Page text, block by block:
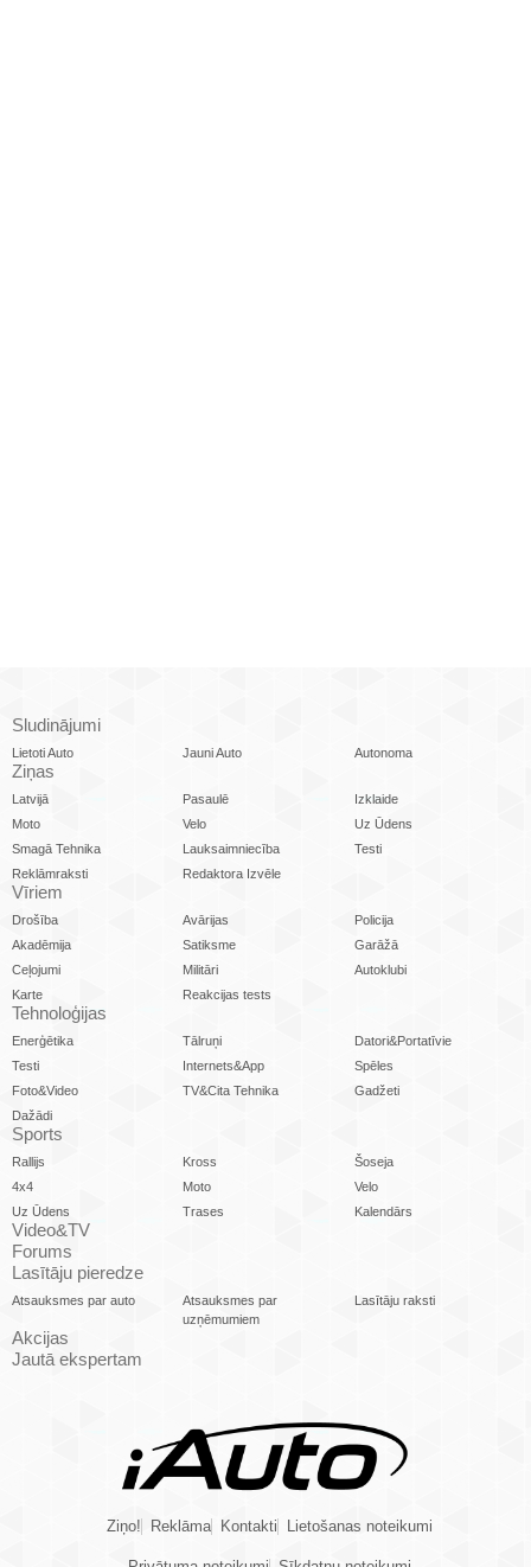
Sludinājumi
Lietoti Auto Jauni Auto Autonoma
Ziņas
Latvijā Pasaulē
Izklaide
Moto
Velo
Uz Ūdens
Smagā Tehnika
Lauksaimniecība
Testi
Reklāmraksti
Redaktora Izvēle
Vīriem
Drošība Avārijas
Policija
Akadēmija
Satiksme
Garāžā
Ceļojumi
Militāri
Autoklubi
Karte
Reakcijas tests
Tehnoloģijas
Enerģētika Tālruņi
Datori&Portatīvie
Testi
Internets&App
Spēles
Foto&Video
TV&Cita Tehnika
Gadžeti
Dažādi
Sports
Rallijs Kross
Šoseja
4x4
Moto
Velo
Uz Ūdens
Trases Kalendārs
Video&TV
Forums
Lasītāju pieredze
Atsauksmes par auto
Atsauksmes par
uzņēmumiem
Lasītāju raksti
Akcijas
Jautā ekspertam
Ziņo! Reklāma Kontakti Lietošanas noteikumi